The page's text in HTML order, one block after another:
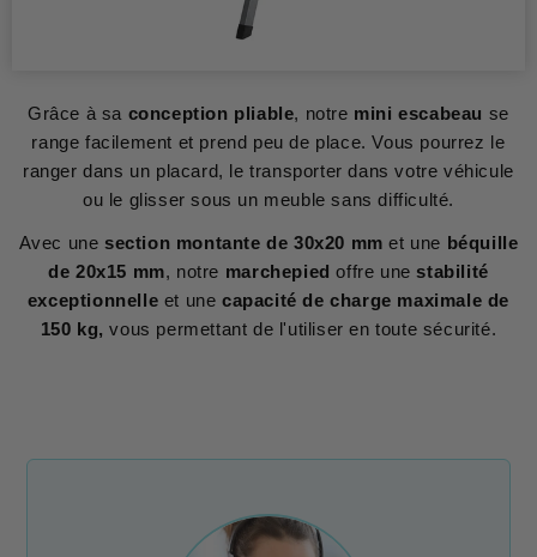
Grâce à sa conception pliable, notre mini escabeau se
range facilement et prend peu de place. Vous pourrez le
ranger dans un placard, le transporter dans votre véhicule
ou le glisser sous un meuble sans difficulté.
Avec une section montante de 30x20 mm et une béquille
de 20x15 mm, notre marchepied offre une stabilité
exceptionnelle et unecapacité de charge maximale de
150 kg, vous permettant de l'utiliser en toute sécurité.